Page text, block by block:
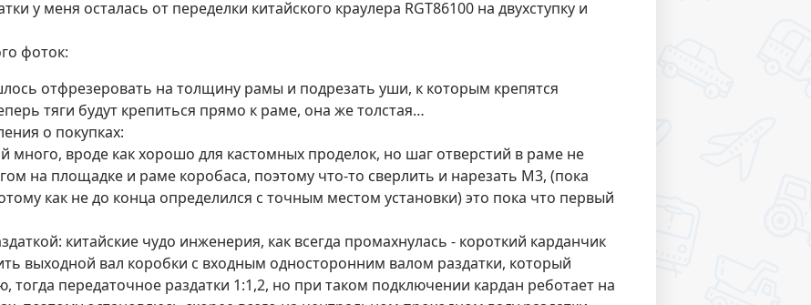
у меня осталась от переделки китайского краулера RGT86100 на двухступку и
фоток:
отфрезеровать на толщину рамы и подрезать уши, к которым крепятся
тяги будут крепиться прямо к раме, она же толстая…
о покупках:
много, вроде как хорошо для кастомных проделок, но шаг отверстий в раме не
на площадке и раме коробаса, поэтому что-то сверлить и нарезать М3, (пока
как не до конца определился с точным местом установки) это пока что первый
китайские чудо инженерия, как всегда промахнулась - короткий карданчик
выходной вал коробки с входным односторонним валом раздатки, который
тогда передаточное раздатки 1:1,2, но при таком подключении кардан реботает на